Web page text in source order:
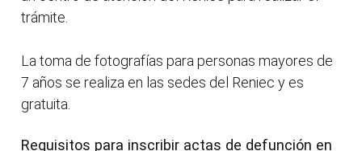
trámite.
La toma de fotografías para personas mayores de
7 años se realiza en las sedes del Reniec y es
gratuita.
Requisitos para inscribir actas de defunción en